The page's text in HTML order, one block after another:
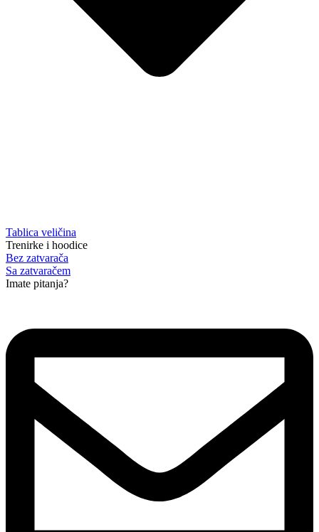
Tablica veličina
Trenirke i hoodice
Bez zatvarača
Sa zatvaračem
Imate pitanja?